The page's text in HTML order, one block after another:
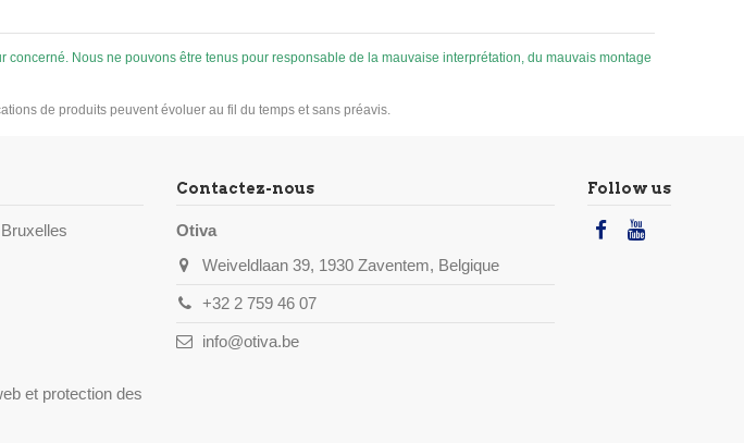
Nous ne pouvons être tenus pour responsable de la mauvaise interprétation, du mauvais montage
de produits peuvent évoluer au fil du temps et sans préavis.
et protection des
Contactez-nous
Otiva
Weiveldlaan 39, 1930 Zaventem, Belgique
+32 2 759 46 07
info@otiva.be
Follow us